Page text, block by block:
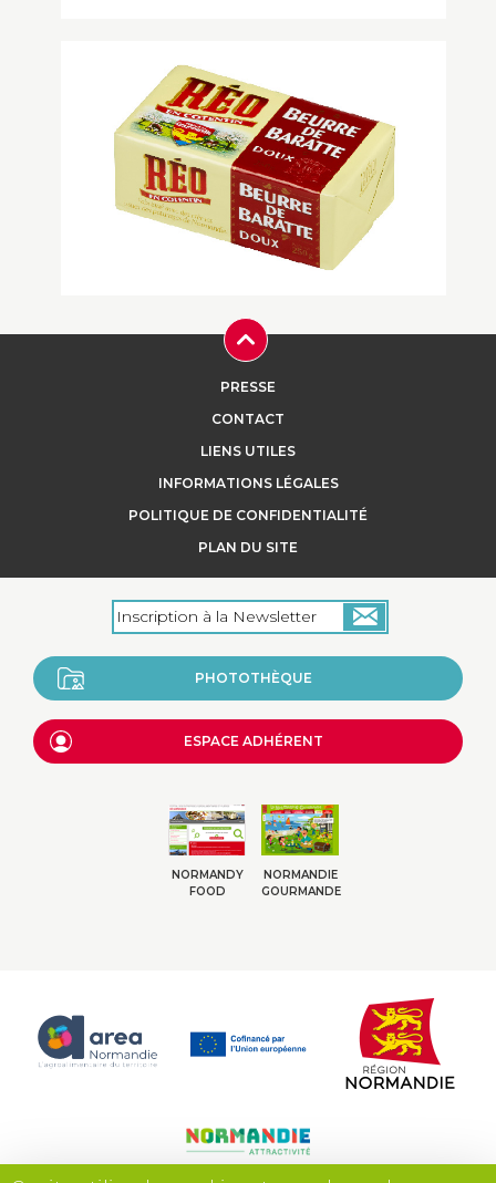
Oeuf frais « Le P’tit Normand »
Ces œufs produits au cœur de la
Normandie garantissent fraîcheur et
accessibilité prix. Produit ...
Beurre de baratte doux pasteurisé Réo
A consommer au couteau, en tartinage
ou en ingrédient culinaire....
+
PRESSE
CONTACT
LIENS UTILES
INFORMATIONS LÉGALES
POLITIQUE DE CONFIDENTIALITÉ
PLAN DU SITE
PHOTOTHÈQUE
ESPACE ADHÉRENT
NORMANDY
FOOD
NORMANDIE
GOURMANDE